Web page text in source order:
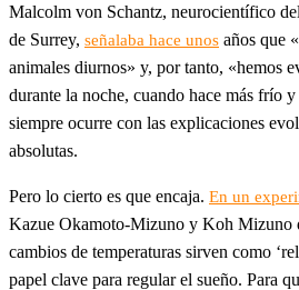
Malcolm von Schantz, neurocientífico
de Surrey, señalaba hace unos años que
animales diurnos» y, por tanto, «hemos
durante la noche, cuando hace más frío
siempre ocurre con las explicaciones
absolutas.
Pero lo cierto es que encaja. En un
Kazue Okamoto-Mizuno y Koh Mizuno
cambios de temperaturas sirven como
papel clave para regular el sueño. Para